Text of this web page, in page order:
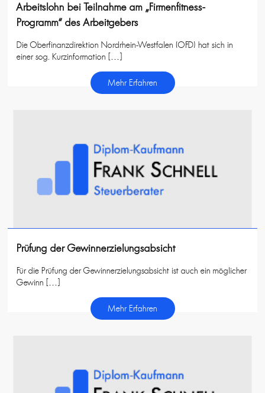
Arbeitslohn bei Teilnahme am „Firmenfitness-
Programm“ des Arbeitgebers
Die Oberfinanzdirektion Nordrhein-Westfalen (OFD) hat sich in
einer sog. Kurzinformation […]
Mehr Erfahren
Prüfung der Gewinnerzielungsabsicht
Für die Prüfung der Gewinnerzielungsabsicht ist auch ein möglicher
Gewinn […]
Mehr Erfahren